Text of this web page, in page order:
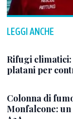
LEGGI ANCHE
Rifugi climatici:
platani per
Colonna di
Monfalcone: